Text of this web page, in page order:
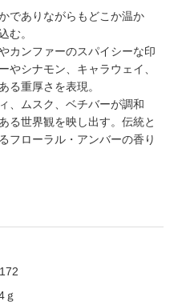
でありながらもどこか温か
む。
カンファーのスパイシーな印
やシナモン、キャラウェイ、
る重厚さを表現。
、ムスク、ベチバーが調和
る世界観を映し出す。伝統と
フローラル・アンバーの香り
ｇ